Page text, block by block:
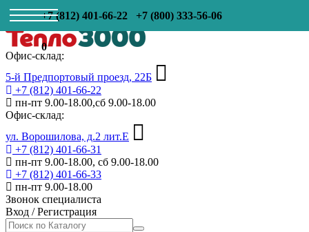
+7 (812) 401-66-22 +7 (800) 333-56-06
0
Офис-склад:
5-й Предпортовый проезд, 22Б
+7 (812) 401-66-22
пн-пт 9.00-18.00,сб 9.00-18.00
Офис-склад:
ул. Ворошилова, д.2 лит.Е
+7 (812) 401-66-31
пн-пт 9.00-18.00, сб 9.00-18.00
+7 (812) 401-66-33
пн-пт 9.00-18.00
Звонок специалиста
Вход /Регистрация